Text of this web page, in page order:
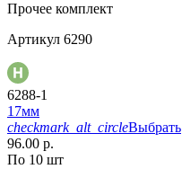
Прочее комплект
Артикул 6290
6288-1
17мм
checkmark_alt_circleВыбрать
96.00 р.
По 10 шт